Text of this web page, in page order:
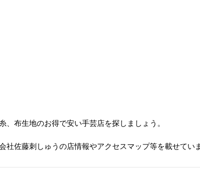
、布生地のお得で安い手芸店を探しましょう。
社佐藤刺しゅうの店情報やアクセスマップ等を載せてい